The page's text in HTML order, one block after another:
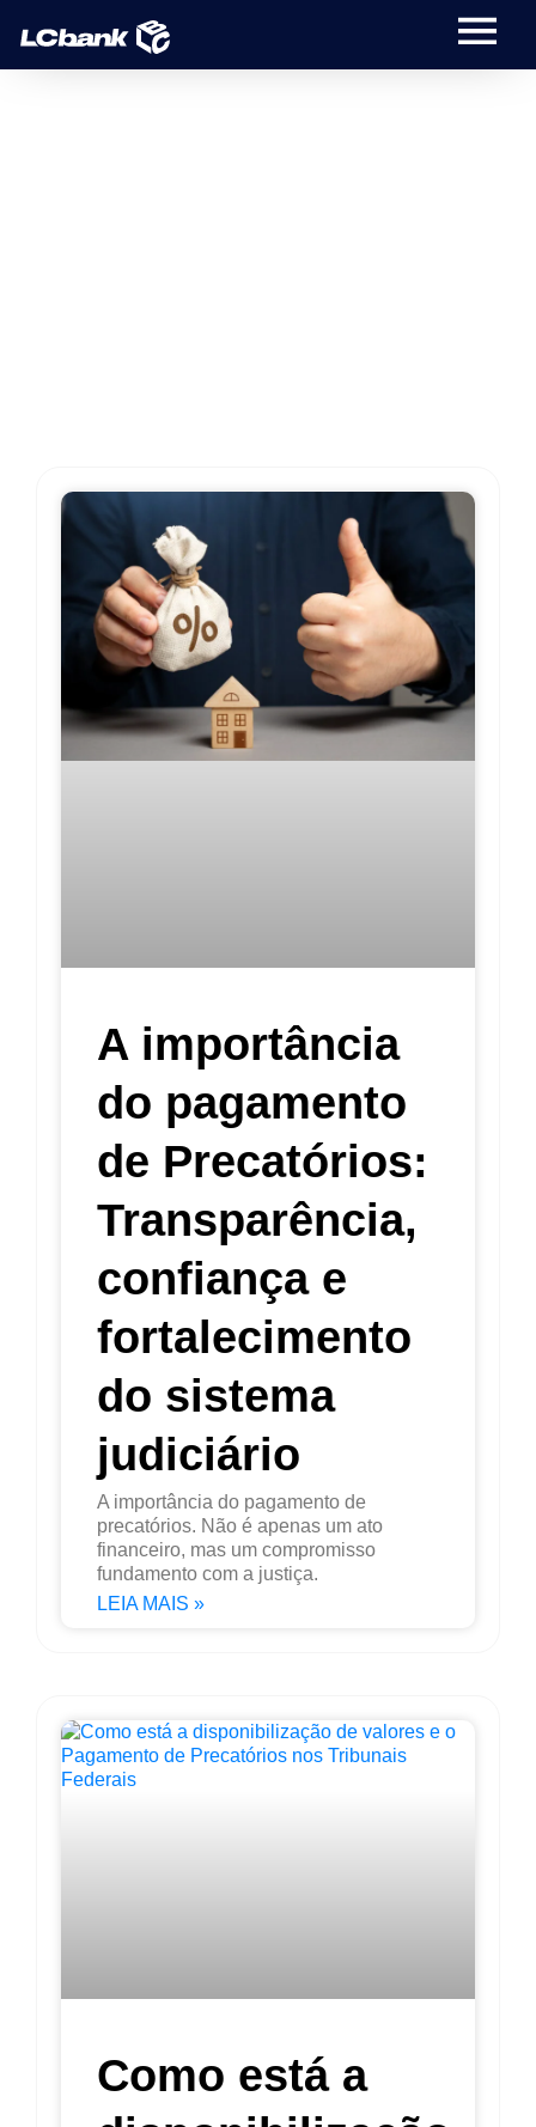
A importância
do pagamento
de Precatórios:
Transparência,
confiança e
fortalecimento
do sistema
judiciário
A importância do pagamento de
precatórios. Não é apenas um ato
financeiro, mas um compromisso
fundamento com a justiça.
LEIA MAIS »
Como está a